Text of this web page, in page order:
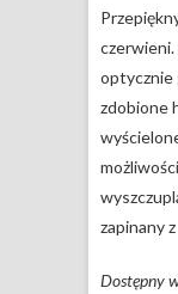
czerwieni.
optycznie
zdobione
zapinany
Dostępny